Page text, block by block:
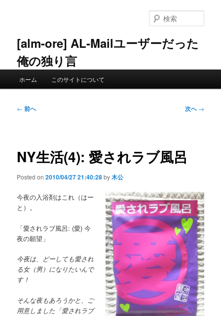
ン
へ
[alm-ore] AL-Mailユーザーだった
俺の独り言
索
ホーム このサイトについて
投
ー
ョ
← 前へ 次へ→
NY生活(4): 愛されラブ風呂
Posted on2010/04/27 21:40:28by木公
今夜の入浴剤はこれ（はー
と）。
「愛されラブ風呂: (愛) 今
夜の願望」
今夜は、どーしても愛され
る女（男）になりたいんで
す！
そんな夜もあろうかと、ご
用意しました「愛されラブ